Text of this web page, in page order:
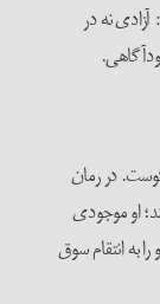
نه در
در رمان
او موجودی
به انتقام سوق